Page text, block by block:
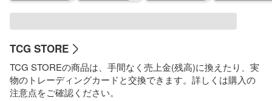
TCG STORE
TCG STOREの商品は、手間なく売上金(残高)に換えたり、実
物のトレーディングカードと交換できます。詳しくは購入の
注意点をご確認ください。